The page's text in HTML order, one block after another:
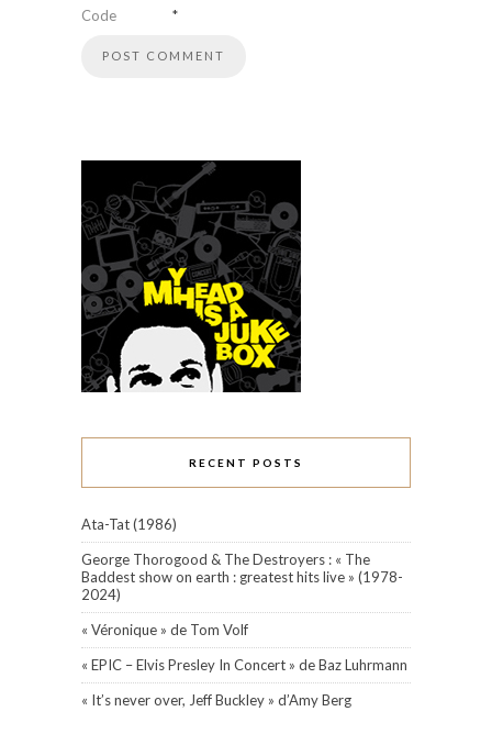
Code
*
RECENT POSTS
Ata-Tat (1986)
George Thorogood & The Destroyers : « The
Baddest show on earth : greatest hits live » (1978-
2024)
« Véronique » de Tom Volf
« EPIC – Elvis Presley In Concert » de Baz Luhrmann
« It’s never over, Jeff Buckley » d’Amy Berg